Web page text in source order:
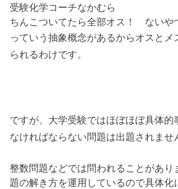
受験化学コーチなかむら
ちんこついてたら全部オス！ ないや
っていう抽象概念があるからオスとメ
られるわけです。
ですが、大学受験ではほぼほぼ具体的
なければならない問題は出題されませ
整数問題などでは問われることがあり
題の解き方を運用しているので具体化